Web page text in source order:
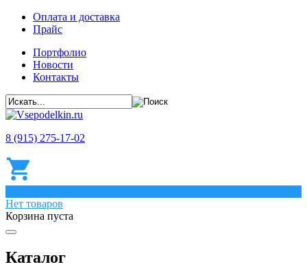
Оплата и доставка
Прайс
Портфолио
Новости
Контакты
8 (915) 275-17-02
Нет товаров
Корзина пуста
Каталог